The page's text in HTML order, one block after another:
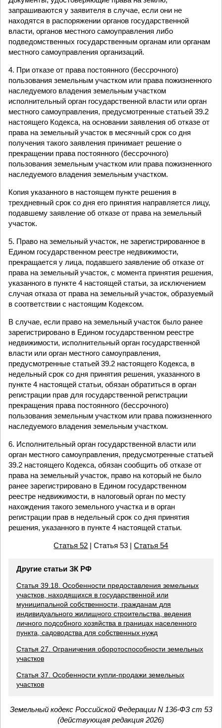
запрашиваются у заявителя в случае, если они не
находятся в распоряжении органов государственной
власти, органов местного самоуправления либо
подведомственных государственным органам или органам
местного самоуправления организаций.
4. При отказе от права постоянного (бессрочного)
пользования земельным участком или права пожизненного
наследуемого владения земельным участком
исполнительный орган государственной власти или орган
местного самоуправления, предусмотренные статьей 39.2
настоящего Кодекса, на основании заявления об отказе от
права на земельный участок в месячный срок со дня
получения такого заявления принимает решение о
прекращении права постоянного (бессрочного)
пользования земельным участком или права пожизненного
наследуемого владения земельным участком.
Копия указанного в настоящем пункте решения в
трехдневный срок со дня его принятия направляется лицу,
подавшему заявление об отказе от права на земельный
участок.
5. Право на земельный участок, не зарегистрированное в
Едином государственном реестре недвижимости,
прекращается у лица, подавшего заявление об отказе от
права на земельный участок, с момента принятия решения,
указанного в пункте 4 настоящей статьи, за исключением
случая отказа от права на земельный участок, образуемый
в соответствии с настоящим Кодексом.
В случае, если право на земельный участок было ранее
зарегистрировано в Едином государственном реестре
недвижимости, исполнительный орган государственной
власти или орган местного самоуправления,
предусмотренные статьей 39.2 настоящего Кодекса, в
недельный срок со дня принятия решения, указанного в
пункте 4 настоящей статьи, обязан обратиться в орган
регистрации прав для государственной регистрации
прекращения права постоянного (бессрочного)
пользования земельным участком или права пожизненного
наследуемого владения земельным участком.
6. Исполнительный орган государственной власти или
орган местного самоуправления, предусмотренные статьей
39.2 настоящего Кодекса, обязан сообщить об отказе от
права на земельный участок, право на который не было
ранее зарегистрировано в Едином государственном
реестре недвижимости, в налоговый орган по месту
нахождения такого земельного участка и в орган
регистрации прав в недельный срок со дня принятия
решения, указанного в пункте 4 настоящей статьи.
Статья 52 | Статья 53 |Статья 54
Другие статьи ЗК РФ
Статья 39.18. Особенности предоставления земельных
участков, находящихся в государственной или
муниципальной собственности, гражданам для
индивидуального жилищного строительства, ведения
личного подсобного хозяйства в границах населенного
пункта, садоводства для собственных нужд
Статья 27. Ограничения оборотоспособности земельных
участков
Статья 37. Особенности купли-продажи земельных
участков
Земельный кодекс Российской Федерации N 136-ФЗ ст 53
(действующая редакция 2026)